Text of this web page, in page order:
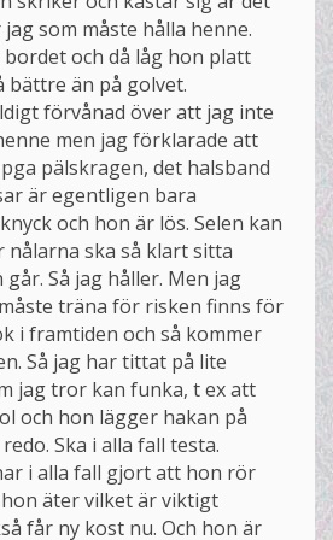
som måste hålla henne.
bordet och då låg hon platt
bättre än på golvet.
förvånad över att jag inte
men jag förklarade att
pälskragen, det halsband
är egentligen bara
och hon är lös. Selen kan
nålarna ska så klart sitta
Så jag håller. Men jag
träna för risken finns för
i framtiden och så kommer
Så jag har tittat på lite
jag tror kan funka, t ex att
och hon lägger hakan på
Ska i alla fall testa.
i alla fall gjort att hon rör
äter vilket är viktigt
får ny kost nu. Och hon är